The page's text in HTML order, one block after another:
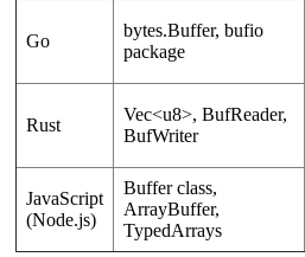
Go
bytes.Buffer, bufio
package
Rust
Vec<u8>, BufReader,
BufWriter
JavaScript
(Node.js)
Buffer class,
ArrayBuffer,
TypedArrays